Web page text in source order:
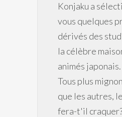
Konjaku a
vous quelques
dérivés des
la célèbre
animés japonais.
Tous plus
que les autres,
fera-t'il